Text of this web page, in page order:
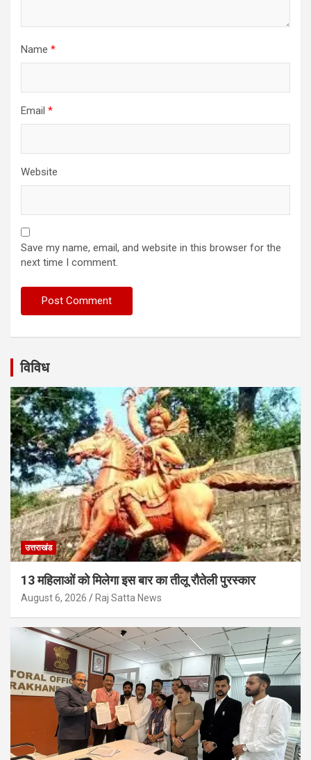
Name *
Email *
Website
Save my name, email, and website in this browser for the
next time I comment.
विविध
उत्तराखंड
13 महिलाओं को मिलेगा इस बार का तीलू रौतेली पुरस्कार
August 6, 2026 Raj Satta News